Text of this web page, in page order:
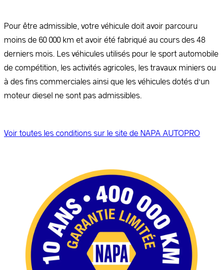
Pour être admissible, votre véhicule doit avoir parcouru
moins de 60 000 km et avoir été fabriqué au cours des 48
derniers mois. Les véhicules utilisés pour le sport automobile
de compétition, les activités agricoles, les travaux miniers ou
à des fins commerciales ainsi que les véhicules dotés d’un
moteur diesel ne sont pas admissibles.
Voir toutes les conditions sur le site de NAPA AUTOPRO